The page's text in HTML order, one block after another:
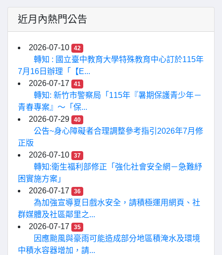
近月內熱門公告
2026-07-10 42
轉知 : 國立臺中教育大學特殊教育中心訂於115年
7月16日辦理「【E...
2026-07-17
41
轉知: 新竹市警察局「115年『暑期保護青少年－
青春專案』〜「保...
2026-07-29
40
公告~身心障礙者合理調整參考指引2026年7月修
正版
2026-07-10
37
轉知:衛生福利部修正「強化社會安全網－急難紓
困實施方案」
2026-07-17
36
為加強宣導夏日戲水安全，請積極運用網頁、社
群媒體及社區鄰里之...
2026-07-17
35
因應颱風與豪雨可能造成部分地區積淹水及環境
中積水容器增加，請...